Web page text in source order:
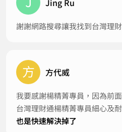
謝謝網路搜尋讓我找到台灣理
方 方代威
我要感謝楊精菁專員，因為前
台灣理財通楊精菁專員細心及
也是快速解決掉了